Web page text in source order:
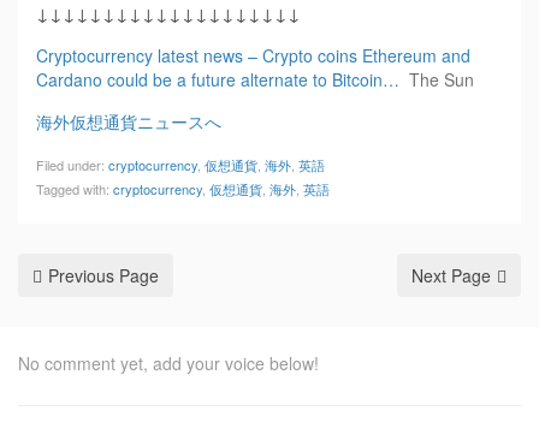
↓↓↓↓↓↓↓↓↓↓↓↓↓↓↓↓↓↓↓↓
Cryptocurrency latest news – Crypto coins Ethereum and
Cardano could be a future alternate to Bitcoin… The Sun
海外仮想通貨ニュースへ
Filed under: cryptocurrency 仮想通貨 海外 英語
Tagged with: cryptocurrency 仮想通貨 海外 英語
Previous Page Next Page
No comment yet, add your voice below!